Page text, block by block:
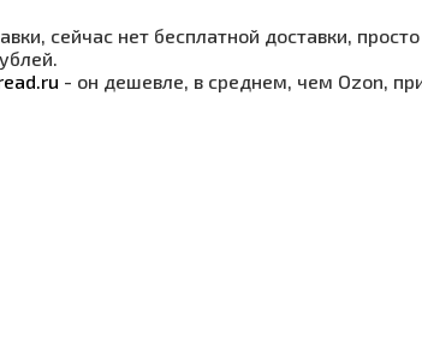
сейчас нет бесплатной доставки,
- он дешевле, в среднем, чем Ozon,